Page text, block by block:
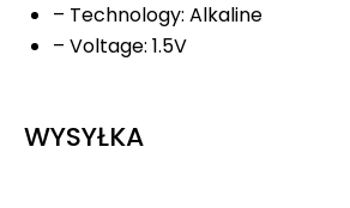
– Technology: Alkaline
– Voltage: 1.5V
WYSYŁKA